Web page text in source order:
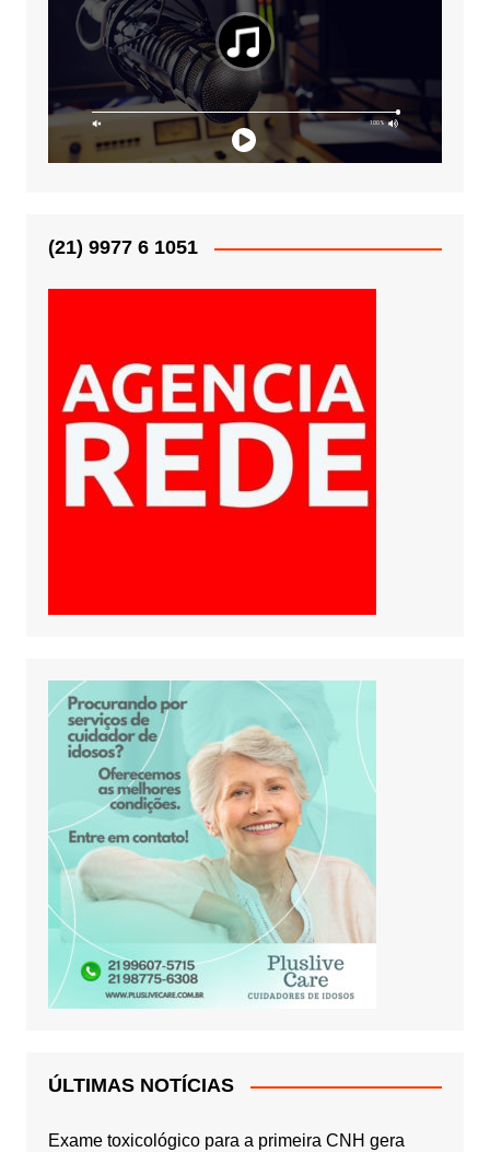
(21) 9977 6 1051
ÚLTIMAS NOTÍCIAS
Exame toxicológico para a primeira CNH gera